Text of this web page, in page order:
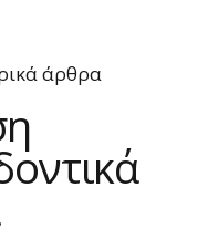
άρθρα